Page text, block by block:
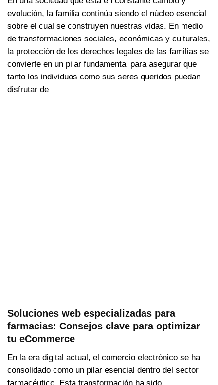
evolución, la familia continúa siendo el núcleo esencial
sobre el cual se construyen nuestras vidas. En medio
de transformaciones sociales, económicas y culturales,
la protección de los derechos legales de las familias se
convierte en un pilar fundamental para asegurar que
tanto los individuos como sus seres queridos puedan
disfrutar de
Soluciones web especializadas para
farmacias: Consejos clave para optimizar
tu eCommerce
En la era digital actual, el comercio electrónico se ha
consolidado como un pilar esencial dentro del sector
farmacéutico. Esta transformación ha sido